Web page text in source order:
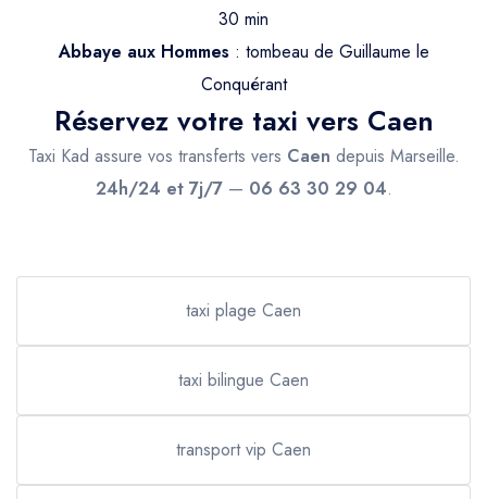
30 min
Abbaye aux Hommes : tombeau de Guillaume le
Conquérant
Réservez votre taxi vers Caen
Taxi Kad assure vos transferts vers Caen depuis Marseille.
24h/24 et 7j/7— 06 63 30 29 04.
taxi plage Caen
taxi bilingue Caen
transport vip Caen